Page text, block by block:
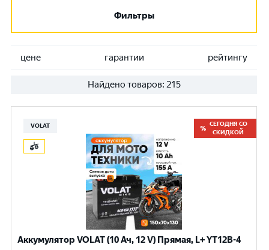
Фильтры
цене гарантии рейтингу
Найдено товаров: 215
VOLAT
СЕГОДНЯ СО
СКИДКОЙ
Аккумулятор VOLAT (10 Ач, 12 V) Прямая, L+ YT12B-4